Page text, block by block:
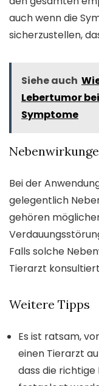
auch wenn die
sicherzustellen,
Siehe auch
Lebertumor
Symptome
Bei der
gelegentlich
gehören
Falls solche
Tierarzt
Weitere Tipps
Es ist ratsam,
einen Tierarzt
dass die richtige